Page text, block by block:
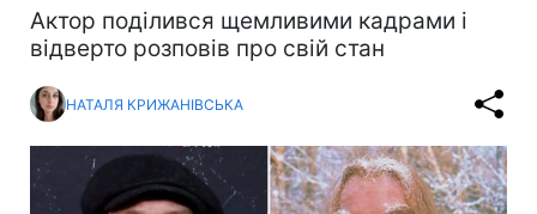
Актор поділився щемливими кадрами і
відверто розповів про свій стан
НАТАЛЯ КРИЖАНІВСЬКА